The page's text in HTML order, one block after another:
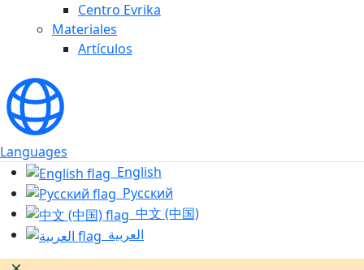
Centro Evrika
Materiales
Artículos
Languages
English
Русский
中文 (中国)
العربية
Dismiss